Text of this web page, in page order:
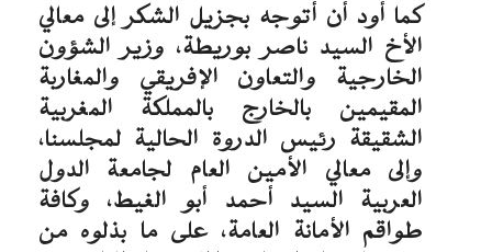
كما أود أن أتوجه بجزيل الشكر إلى معالي
الأخ السيد ناصر بوريطة، وزير الشؤون
الخارجية والتعاون الإفريقي والمغاربة
المقيمين بالخارج بالمملكة المغربية
الشقيقة رئيس الدروة الحالية لمجلسنا،
وإلى معالي الأمين العام لجامعة الدول
العربية السيد أحمد أبو الغيط، وكافة
طواقم الأمانة العامة، على ما بذلوه من